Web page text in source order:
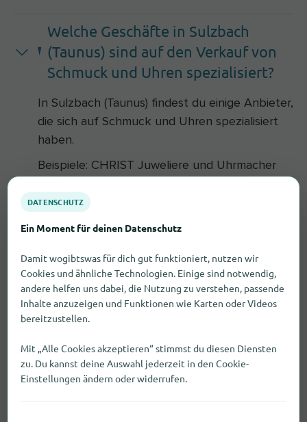
Welche Geschäfte in Sulzbach
(Taunus) sind auf den Verkauf von
Schmuck und Uhren spezialisiert?
In Sulzbach (Taunus) findest du einige Anbieter,
die sich auf Schmuck und Uhren spezialisiert
haben.
Beispiele: CHRIST Juweliere und Uhrmacher
Zentrum (Main-Taunus-Zentrum 1).
bekannten Ketten in Sulzbach
(Taunus)?
Welche Läden für Schmuck und
samstags geöffnet?
Welche Anbieter für Schmuck und
DATENSCHUTZ
Ein Moment für deinen Datenschutz
Damit wogibtswas für dich gut funktioniert, nutzen wir
Cookies und ähnliche Technologien. Einige sind notwendig,
andere helfen uns dabei, die Nutzung zu verstehen, passende
Inhalte anzuzeigen und Funktionen wie Karten oder Videos
bereitzustellen.
Mit „Alle Cookies akzeptieren“ stimmst du diesen Diensten
zu. Du kannst deine Auswahl jederzeit in den Cookie-
Einstellungen ändern oder widerrufen.